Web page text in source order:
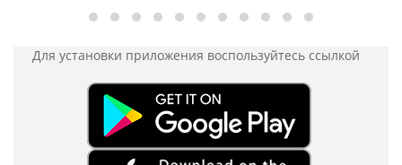
Для установки приложения воспользуйтесь ссылкой